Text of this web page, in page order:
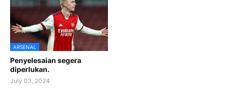
ARSENAL
Penyelesaian segera
diperlukan.
July 03, 2024